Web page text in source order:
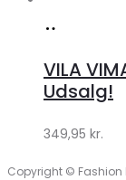
VILA
Udsalg!
349,95 kr.
Copyright © Fashion